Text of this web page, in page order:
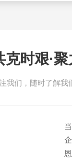
克时艰·
我们，随时了解我